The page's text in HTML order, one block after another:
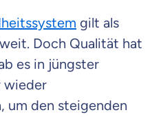
gilt als
Doch Qualität hat
es in jüngster
wieder
um den steigenden